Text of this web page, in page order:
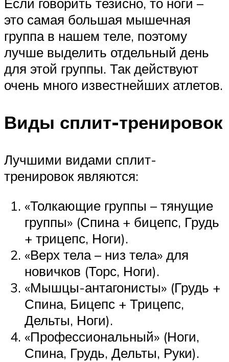
это самая большая мышечная
группа в нашем теле, поэтому
лучше выделить отдельный день
для этой группы. Так действуют
очень много известнейших атлетов.
Виды сплит-тренировок
Лучшими видами сплит-
тренировок являются:
«Толкающие группы – тянущие
группы» (Спина + бицепс, Грудь
+ трицепс, Ноги).
«Верх тела – низ тела» для
новичков (Торс, Ноги).
«Мышцы-антагонисты» (Грудь +
Спина, Бицепс + Трицепс,
Дельты, Ноги).
«Профессиональный» (Ноги,
Спина, Грудь, Дельты, Руки).